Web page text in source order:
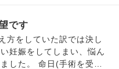
う私の子供を産んでくれ
を摘出して欲しいとさえ
思いますが、今更他の方
どうしたらこの憎しみ
です
方をしていた訳では決し
妊娠をしてしまい、悩ん
した。 命日(手術を受け